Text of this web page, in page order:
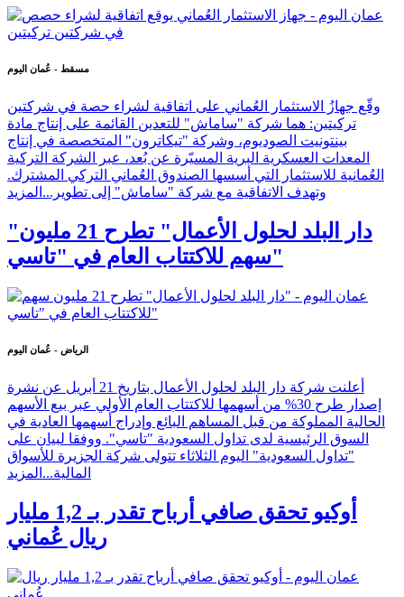
مسقط - عُمان اليوم
وقّع جهازُ الاستثمار العُماني على اتفاقية لشراء حصة في شركتين
تركيتين: هما شركة "ساماش" للتعدين القائمة على إنتاج مادة
بينتونيت الصوديوم، وشركة "تيكاترون" المتخصصة في إنتاج
المعدات العسكرية البرية المسيّرة عن بُعد، عبر الشركة التركية
العُمانية للاستثمار التي أسسها الصندوق العُماني التركي المشترك.
وتهدف الاتفاقية مع شركة "ساماش" إلى تطوير... المزيد
"دار البلد لحلول الأعمال" تطرح 21 مليون
سهم للاكتتاب العام في "تاسي"
الرياض - عُمان اليوم
أعلنت شركة دار البلد لحلول الأعمال بتاريخ 21 أبريل عن نشرة
إصدار طرح 30% من أسهمها للاكتتاب العام الأولي عبر بيع الأسهم
الحالية المملوكة من قبل المساهم البائع وإدراج أسهمها العادية في
السوق الرئيسية لدى تداول السعودية "تاسي". ووفقا لبيان على
"تداول السعودية" اليوم الثلاثاء تتولى شركة الجزيرة للأسواق
المالية... المزيد
أوكيو تحقق صافي أرباح تقدر بـ 1,2 مليار
ريال عُماني